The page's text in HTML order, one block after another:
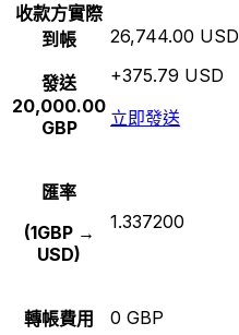
收款方實際
到帳
發送
20,000.00
GBP
26,744.00 USD
+375.79 USD
立即發送
匯率
(1GBP →
USD)
1.337200
轉帳費用 0 GBP